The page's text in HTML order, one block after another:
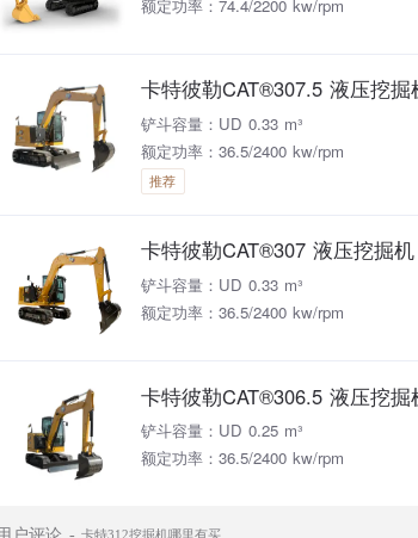
额定功率：74.4/2200 kw/rpm
卡特彼勒CAT®307.5 液压挖掘
铲斗容量：UD 0.33 m³
额定功率：36.5/2400 kw/rpm
推荐
卡特彼勒CAT®307 液压挖掘机
铲斗容量：UD 0.33 m³
额定功率：36.5/2400 kw/rpm
卡特彼勒CAT®306.5 液压挖掘
铲斗容量：UD 0.25 m³
额定功率：36.5/2400 kw/rpm
户评论 卡特312挖掘机哪里有买